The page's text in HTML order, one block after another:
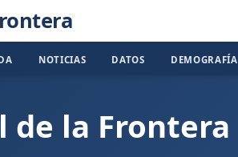
NOTICIAS DATOS DEMOGRAFÍA
de la Frontera